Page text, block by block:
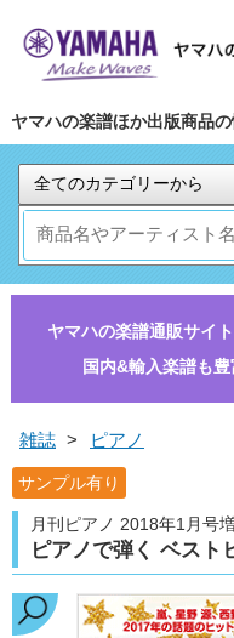
ヤマハの楽譜ほか出版商品の
ヤマハの楽譜通販サイト
国内&輸入楽譜も豊
雑誌 > ピアノ
サンプル有り
月刊ピアノ 2018年1月号
ピアノで弾く ベスト